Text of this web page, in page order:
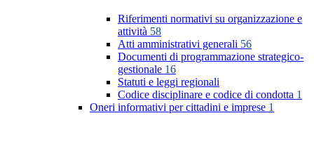
Riferimenti normativi su organizzazione e
attività 58
Atti amministrativi generali 56
Documenti di programmazione strategico-
gestionale 16
Statuti e leggi regionali
Codice disciplinare e codice di condotta 1
Oneri informativi per cittadini e imprese 1